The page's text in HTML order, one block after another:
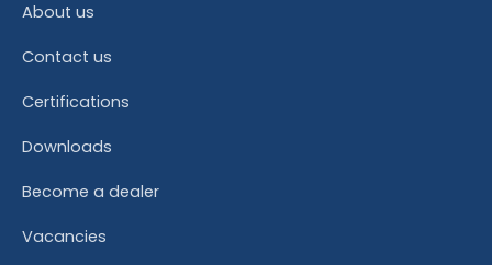
About us
Contact us
Certifications
Downloads
Become a dealer
Vacancies